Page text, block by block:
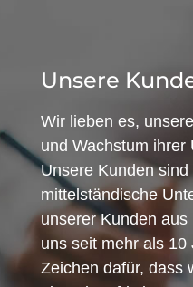
Unsere
Wir lieben es,
und Wachstum ihrer
Unsere Kunden sind
mittelständische
unserer Kunden
uns seit mehr als 10
Zeichen dafür, dass